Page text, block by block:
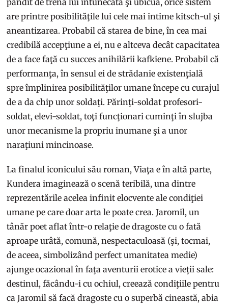
are printre posibilităţile lui cele mai intime kitsch-ul şi
aneantizarea. Probabil că starea de bine, în cea mai
credibilă accepţiune a ei, nu e altceva decât capacitatea
de a face faţă cu succes anihilării kafkiene. Probabil că
performanţa, în sensul ei de strădanie existenţială
spre împlinirea posibilităţilor umane începe cu curajul
de a da chip unor soldaţi. Părinţi-soldat profesori-
soldat, elevi-soldat, toţi funcţionari cuminţi în slujba
unor mecanisme la propriu inumane şi a unor
naraţiuni mincinoase.
La finalul iconicului său roman, Viaţa e în altă parte,
Kundera imaginează o scenă teribilă, una dintre
reprezentările acelea infinit elocvente ale condiţiei
umane pe care doar arta le poate crea. Jaromil, un
tânăr poet aflat într-o relaţie de dragoste cu o fată
aproape urâtă, comună, nespectaculoasă (şi, tocmai,
de aceea, simbolizând perfect umanitatea medie)
ajunge ocazional în faţa aventurii erotice a vieţii sale:
destinul, făcându-i cu ochiul, creează condiţiile pentru
ca Jaromil să facă dragoste cu o superbă cineastă, abia